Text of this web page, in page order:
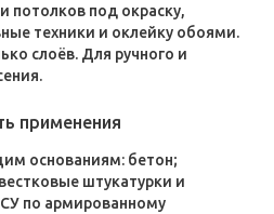
потолков под окраску,
техники и оклейку обоями.
слоёв. Для ручного и
применения
основаниям: бетон;
штукатурки и
по армированному